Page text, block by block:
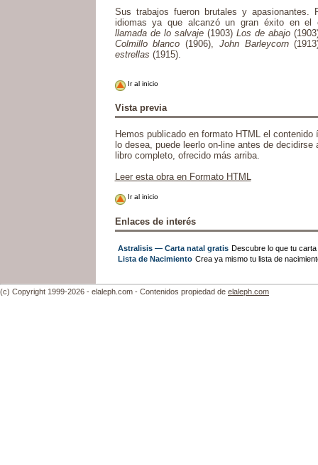
Sus trabajos fueron brutales y apasionantes.
idiomas ya que alcanzó un gran éxito en el
llamada de lo salvaje(1903)Los de abajo
Colmillo blanco (1906), John Barleycorn
estrellas (1915).
Ir al inicio
Vista previa
Hemos publicado en formato HTML el
lo desea, puede leerlo on-line antes de decidirse
libro completo, ofrecido más arriba.
Leer esta obra en Formato HTML
Ir al inicio
Enlaces de interés
Astralisis — Carta natal gratis Descubre lo que tu
Lista de Nacimiento Crea ya mismo tu lista de
(c) Copyright 1999-2026 - elaleph.com - Contenidos propiedad de elaleph.com